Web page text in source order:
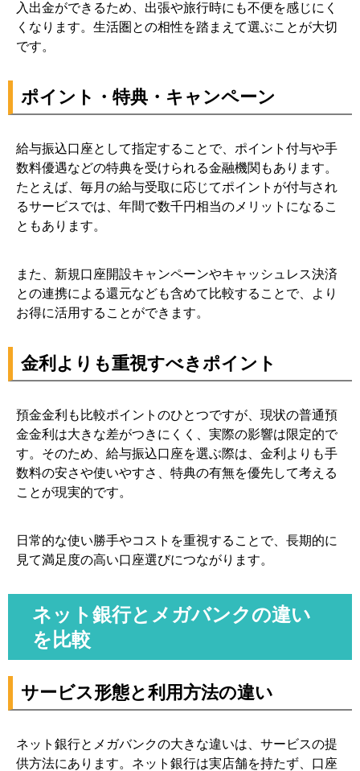
入出金ができるため、出張や旅行時にも不便を感じにく
くなります。生活圏との相性を踏まえて選ぶことが大切
です。
ポイント・特典・キャンペーン
給与振込口座として指定することで、ポイント付与や手
数料優遇などの特典を受けられる金融機関もあります。
たとえば、毎月の給与受取に応じてポイントが付与され
るサービスでは、年間で数千円相当のメリットになるこ
ともあります。
また、新規口座開設キャンペーンやキャッシュレス決済
との連携による還元なども含めて比較することで、より
お得に活用することができます。
金利よりも重視すべきポイント
預金金利も比較ポイントのひとつですが、現状の普通預
金金利は大きな差がつきにくく、実際の影響は限定的で
す。そのため、給与振込口座を選ぶ際は、金利よりも手
数料の安さや使いやすさ、特典の有無を優先して考える
ことが現実的です。
日常的な使い勝手やコストを重視することで、長期的に
見て満足度の高い口座選びにつながります。
ネット銀行とメガバンクの違い
を比較
サービス形態と利用方法の違い
ネット銀行とメガバンクの大きな違いは、サービスの提
供方法にあります。ネット銀行は実店舗を持たず、口座